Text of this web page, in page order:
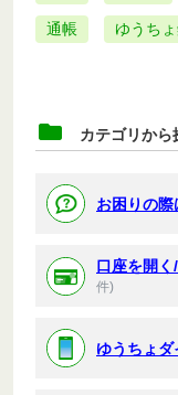
通帳 ゆうち
カテゴリから
お困りの際
口座を開
件)
ゆうちょダ